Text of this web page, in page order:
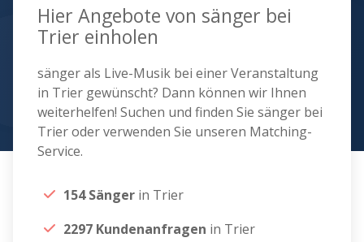
Hier Angebote von sänger bei
Trier einholen
sänger als Live-Musik bei einer Veranstaltung
in Trier gewünscht? Dann können wir Ihnen
weiterhelfen! Suchen und finden Sie sänger bei
Trier oder verwenden Sie unseren Matching-
Service.
154 Sänger in Trier
2297 Kundenanfragen in Trier